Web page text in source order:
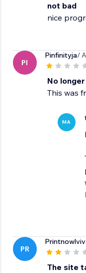
not bad
nice
PI
Pinfinityja/
No
This was
MA
PR
Printnowlviv
The site